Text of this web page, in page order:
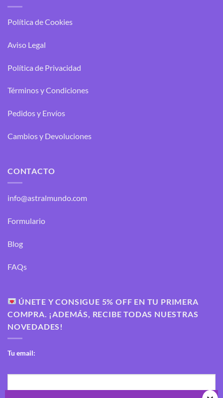
Política de Cookies
Aviso Legal
Política de Privacidad
Términos y Condiciones
Pedidos y Envíos
Cambios y Devoluciones
CONTACTO
info@astralmundo.com
Formulario
Blog
FAQs
ÚNETE Y CONSIGUE 5% OFF EN TU PRIMERA
COMPRA. ¡ADEMÁS, RECIBE TODAS NUESTRAS
NOVEDADES!
Tu email: